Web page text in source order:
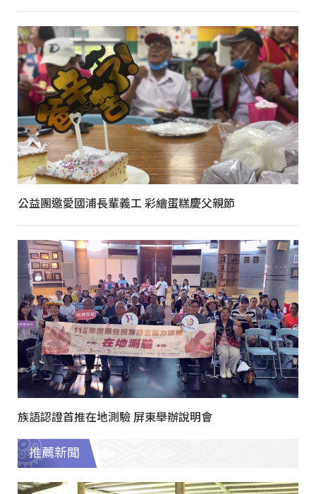
公益團邀愛國浦長輩義工 彩繪蛋糕慶父親節
族語認證首推在地測驗 屏東舉辦說明會
推薦新聞